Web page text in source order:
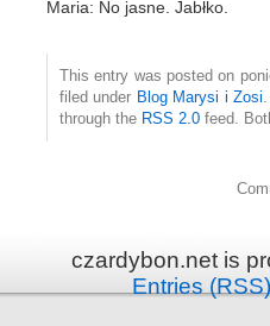
Maria: No jasne. Jabłko.
This entry was posted on
filed under Blog Marysi i Zosi
through the RSS 2.0 feed.
czardybon.net is
Entries (RSS)